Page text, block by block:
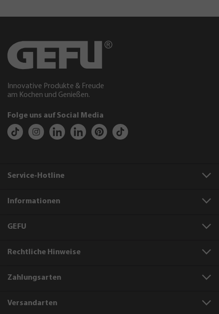
Innovative Produkte & Freude
am Kochen und Genießen.
Folge uns auf Social Media
Service-Hotline
Informationen
GEFU
Rechtliche Hinweise
Zahlungsarten
Versandarten